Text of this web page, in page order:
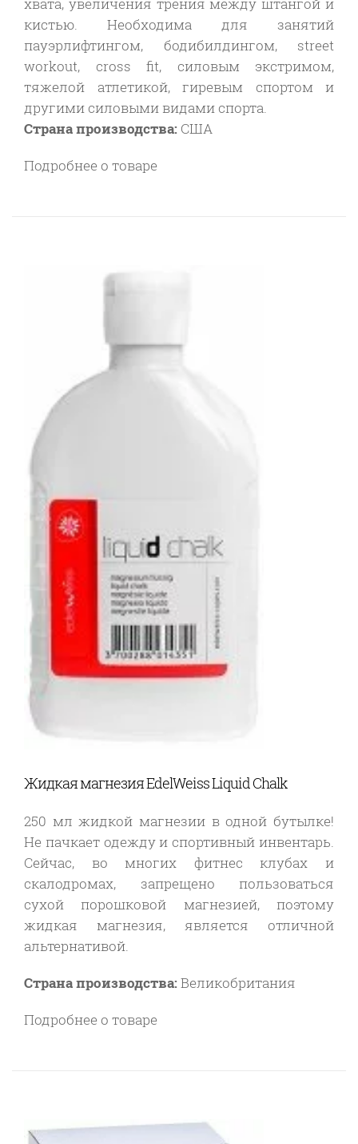
кистью. Необходима для занятий
пауэрлифтингом, бодибилдингом, street
workout, cross fit, силовым экстримом,
тяжелой атлетикой, гиревым спортом и
другими силовыми видами спорта.
Страна производства: США
Подробнее о товаре
Жидкая магнезия EdelWeiss Liquid Chalk
250 мл жидкой магнезии в одной бутылке!
Не пачкает одежду и спортивный инвентарь.
Сейчас, во многих фитнес клубах и
скалодромах, запрещено пользоваться
сухой порошковой магнезией, поэтому
жидкая магнезия, является отличной
альтернативой.
Страна производства:Великобритания
Подробнее о товаре